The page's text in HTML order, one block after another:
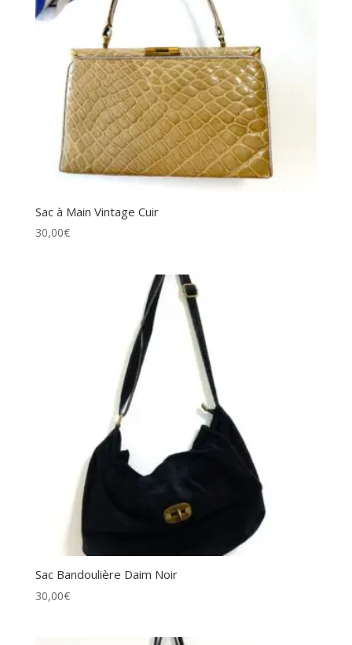
Sac à Main Vintage Cuir
30,00€
Sac Bandoulière Daim Noir
30,00€